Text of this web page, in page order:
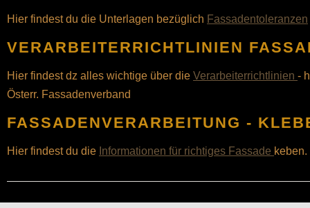
Hier findest du die Unterlagen bezüglich Fassadentoleranzen
VERARBEITERRICHTLINIEN
Hier findest dz alles wichtige über die Verarbeiterrichtlinien -
Österr. Fassadenverband
FASSADENVERARBEITUNG -
Hier findest du die Informationen für richtiges Fassade keben.